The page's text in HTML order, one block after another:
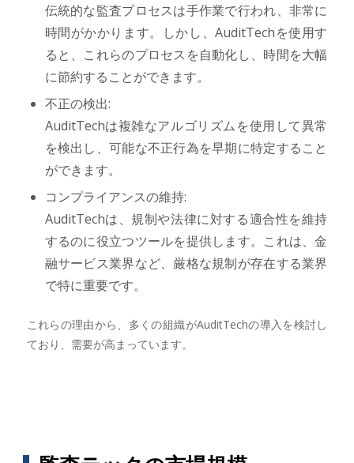
伝統的な監査プロセスは手作業で行われ、非常に
時間がかかります。しかし、AuditTechを使用す
ると、これらのプロセスを自動化し、時間を大幅
に節約することができます。
不正の検出:
AuditTechは複雑なアルゴリズムを使用して異常
を検出し、可能な不正行為を早期に特定すること
ができます。
コンプライアンスの維持:
AuditTechは、規制や法律に対する適合性を維持
するのに役立つツールを提供します。これは、金
融サービス業界など、厳格な規制が存在する業界
で特に重要です。
これらの理由から、多くの組織がAuditTechの導入を検討し
ており、需要が高まっています。